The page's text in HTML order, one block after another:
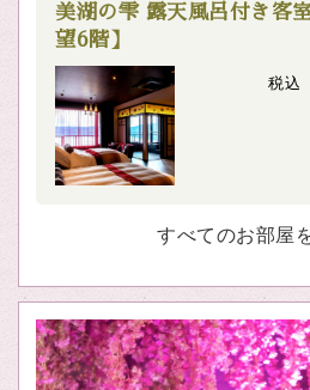
美湖の雫 露天風呂付き客
望6階】
税込
すべてのお部屋